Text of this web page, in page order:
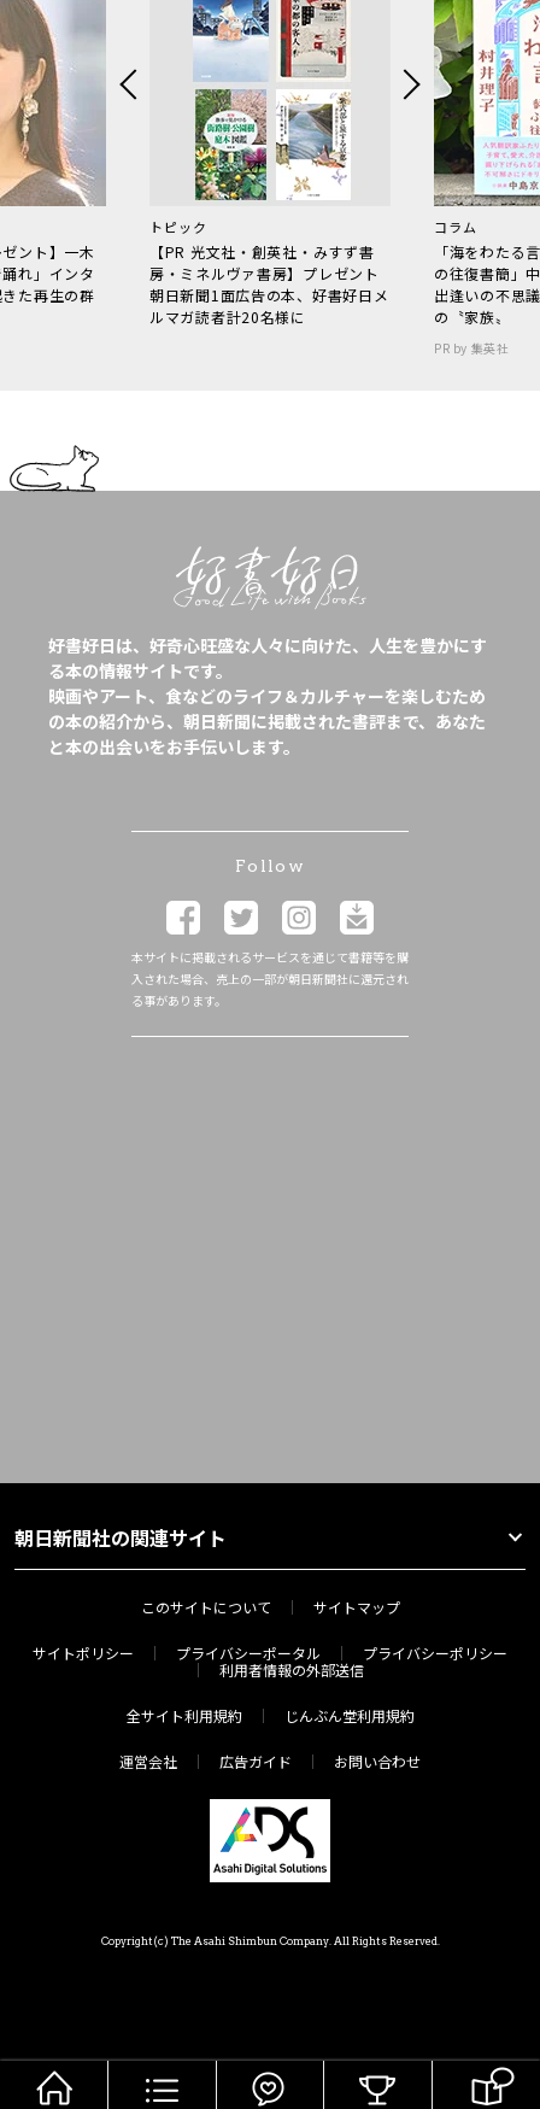
ント】一木
れ」インタ
た再生の群
トピック
【PR 光文社・創英社・みすず書
房・ミネルヴァ書房】プレゼント
朝日新聞1面広告の本、好書好日メ
ルマガ読者計20名様に
コラム
「海をわた
の往復書簡」
出逢いの不思
の〝家族〟
PR by 集英社
好書好日は、好奇心旺盛な人々に向けた、人生を豊かにす
る本の情報サイトです。
映画やアート、食などのライフ＆カルチャーを楽しむため
の本の紹介から、朝日新聞に掲載された書評まで、あなた
と本の出会いをお手伝いします。
Follow
本サイトに掲載されるサービスを通じて書籍等を購
入された場合、売上の一部が朝日新聞社に還元され
る事があります。
朝日新聞社の関連サイト
このサイトについて サイトマップ
サイトポリシー プライバシーポータル
プライバシーポリシー
利用者情報の外部送信
全サイト利用規約 じんぶん堂利用規約
運営会社 広告ガイド お問い合わせ
Copyright(c) The Asahi Shimbun Company. All Rights Reserved.